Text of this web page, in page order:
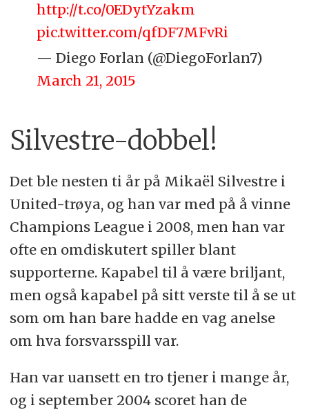
http://t.co/0EDytYzakm
pic.twitter.com/qfDF7MFvRi
— Diego Forlan (@DiegoForlan7)
March 21, 2015
Silvestre-dobbel!
Det ble nesten ti år på Mikaël Silvestre i
United-trøya, og han var med på å vinne
Champions League i 2008, men han var
ofte en omdiskutert spiller blant
supporterne. Kapabel til å være briljant,
men også kapabel på sitt verste til å se ut
som om han bare hadde en vag anelse
om hva forsvarsspill var.
Han var uansett en tro tjener i mange år,
og i september 2004 scoret han de